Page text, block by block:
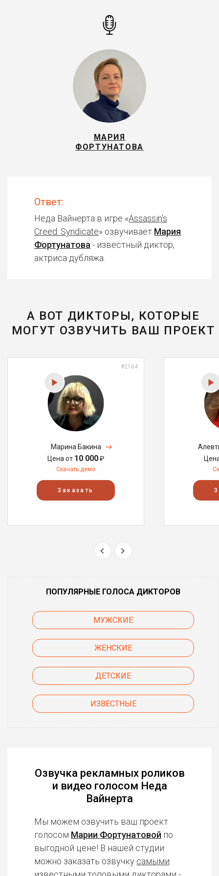
МАРИЯ
ФОРТУНАТОВА
Ответ:
Неда Вайнерта в игре «Assassin's
Creed: Syndicate» озвучивает Мария
Фортунатова - известный диктор,
актриса дубляжа.
А ВОТ ДИКТОРЫ, КОТОРЫЕ
МОГУТ ОЗВУЧИТЬ ВАШ ПРОЕКТ
#2164
Марина Бакина
Цена от 10 000₽
Скачать демо
Заказать
ПОПУЛЯРНЫЕ ГОЛОСА ДИКТОРОВ
МУЖСКИЕ
ЖЕНСКИЕ
ДЕТСКИЕ
ИЗВЕСТНЫЕ
Озвучка рекламных роликов
и видео голосом Неда
Вайнерта
Мы можем озвучить ваш проект
голосом Марии Фортунатовой по
выгодной цене! В нашей студии
можно заказать озвучку самыми